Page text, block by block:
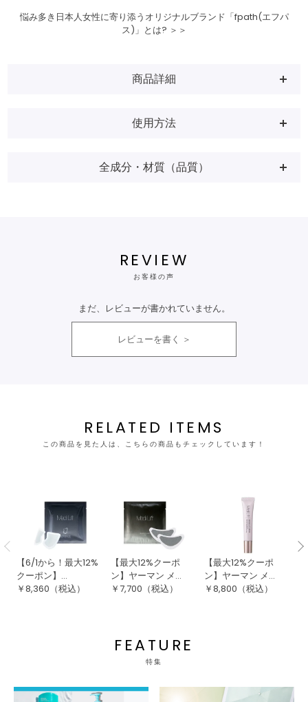
悩み多き日本人女性に寄り添うオリジナルブランド「fpath(エフパ
ス)」とは? ＞＞
商品詳細
使用方法
全成分・材質（品質）
REVIEW
お客様の声
まだ、レビューが書かれていません。
レビューを書く
RELATED ITEMS
この商品を見た人は、こちらの商品もチェックしています！
【6/1から！最大12%
クーポン】...
￥8,360 （税込）
【最大12%クーポ
ン】ヤーマン メ...
￥7,700 （税込）
【最大12%クーポ
ン】ヤーマン メ...
￥8,800 （税込）
FEATURE
特集